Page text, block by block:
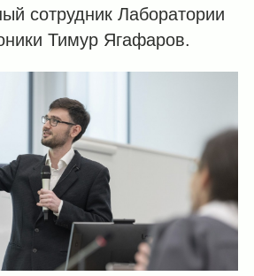
сотрудник Лаборатории
Тимур Ягафаров.